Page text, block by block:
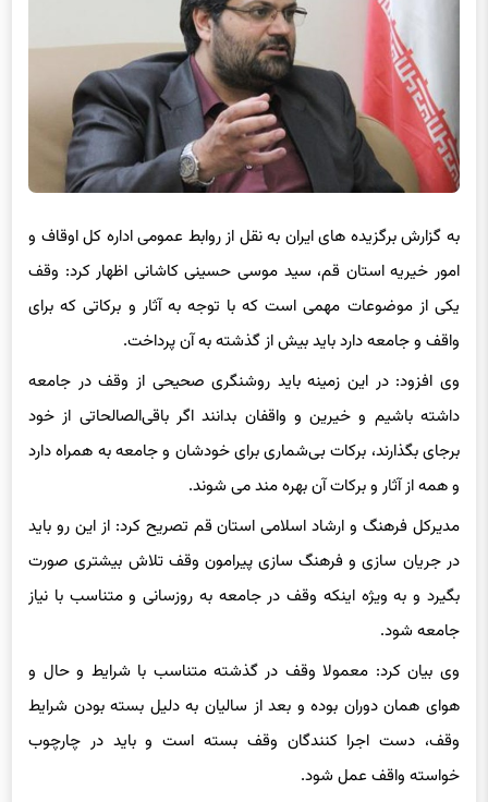
به گزارش برگزیده های ایران به نقل از روابط عمومی اداره کل اوقاف و
امور خیریه استان قم، سید موسی حسینی کاشانی اظهار کرد: وقف
یکی از موضوعات مهمی است که با توجه به آثار و برکاتی که برای
واقف و جامعه دارد باید بیش از گذشته به آن پرداخت.
وی افزود: در این زمینه باید روشنگری صحیحی از وقف در جامعه
داشته باشیم و خیرین و واقفان بدانند اگر باقی‌الصالحاتی از خود
برجای بگذارند، برکات بی‌شماری برای خودشان و جامعه به همراه دارد
و همه از آثار و برکات آن بهره مند می شوند.
مدیرکل فرهنگ و ارشاد اسلامی استان قم تصریح کرد: از این رو باید
در جریان سازی و فرهنگ سازی پیرامون وقف تلاش بیشتری صورت
بگیرد و به ویژه اینکه وقف در جامعه به روزسانیو متناسب با نیاز
جامعه شود.
وی بیان کرد: معمولا وقف در گذشته متناسب با شرایط و حال و
هوای همان دوران بوده و بعد از سالیان به دلیل بسته بودن شرایط
وقف، دست اجرا کنندگان وقف بسته است و باید در چارچوب
خواسته واقف عمل شود.